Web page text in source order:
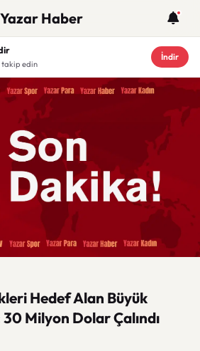
Yazar Haber
takip edin
İndir
Hedef Alan Büyük
Milyon Dolar Çalındı